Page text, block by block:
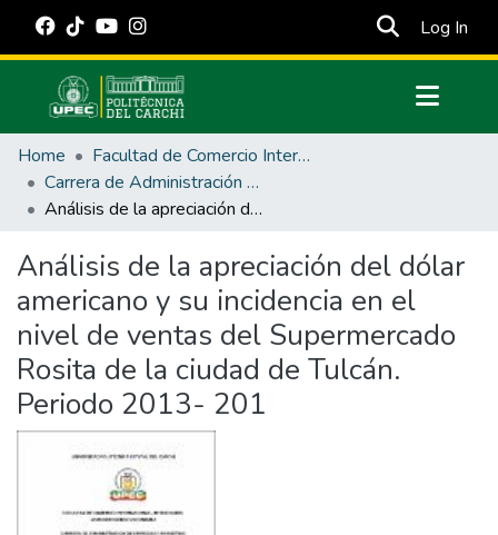
Log In
Communities & Collections
All of DSpace
Statistics
Estadísticas Externas
Manuales
Home
Facultad de Comercio Internacional, Integración, Administración y Economía Empresarial
Carrera de Administración de Empresas y Marketing
Análisis de la apreciación del dólar americano y su incidencia en el nivel de ventas del Supermercado Rosita de la ciudad de Tulcán. Periodo 2013- 201
Análisis de la apreciación del dólar
americano y su incidencia en el
nivel de ventas del Supermercado
Rosita de la ciudad de Tulcán.
Periodo 2013- 201